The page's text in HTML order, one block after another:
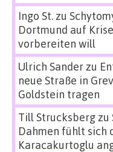
Ingo St.zu
Dortmund auf
vorbereiten will
Ulrich Sanderzu
neue Straße in
Goldstein tragen
Till Strucksbergzu
Dahmen fühlt sich
Karacakurtoglu